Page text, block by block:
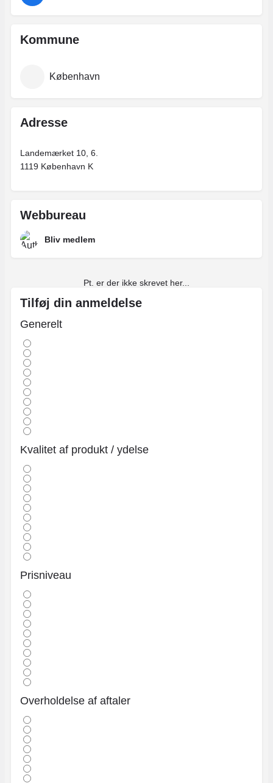
Kommune
København
Adresse
Landemærket 10, 6.
1119 København K
Webbureau
Bliv medlem
Pt. er der ikke skrevet her...
Tilføj din anmeldelse
Generelt
Kvalitet af produkt / ydelse
Prisniveau
Overholdelse af aftaler